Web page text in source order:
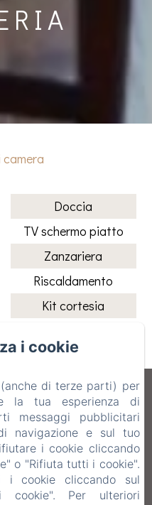
Doccia
TV schermo piatto
Zanzariera
Riscaldamento
Kit cortesia
and Breakfast
Informazioni sui cookie
di Callalta, 31048,
i cookie
di terze parti) per
la tua esperienza di
messaggi pubblicitari
navigazione e sul tuo
i cookie cliccando
o "Rifiuta tutti i cookie".
i cookie cliccando sul
Per ulteriori